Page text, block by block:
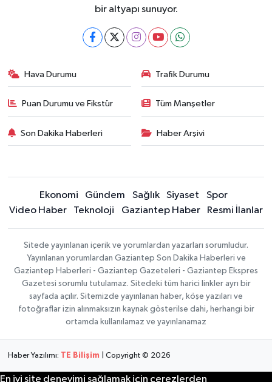
bir altyapı sunuyor.
Hava Durumu Trafik Durumu
Puan Durumu ve Fikstür Tüm Manşetler
Son Dakika Haberleri Haber Arşivi
Ekonomi Gündem Sağlık Siyaset
Spor
Video Haber
Teknoloji Gaziantep Haber Resmi İlanlar
Sitede yayınlanan içerik ve yorumlardan yazarları sorumludur.
Yayınlanan yorumlardan Gaziantep Son Dakika Haberleri ve
Gaziantep Haberleri - Gaziantep Gazeteleri - Gaziantep Ekspres
Gazetesi sorumlu tutulamaz. Sitedeki tüm harici linkler ayrı bir
sayfada açılır. Sitemizde yayınlanan haber, köşe yazıları ve
fotoğraflar izin alınmaksızın kaynak gösterilse dahi, herhangi bir
ortamda kullanılamaz ve yayınlanamaz
Haber Yazılımı: TE Bilişim | Copyright © 2026
En iyi site deneyimi sağlamak için çerezlerden